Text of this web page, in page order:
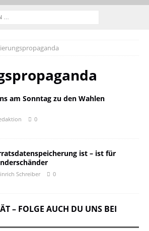
am Sonntag zu den Wahlen
0
ist – ist für
Schreiber 0
– FOLGE AUCH DU UNS BEI